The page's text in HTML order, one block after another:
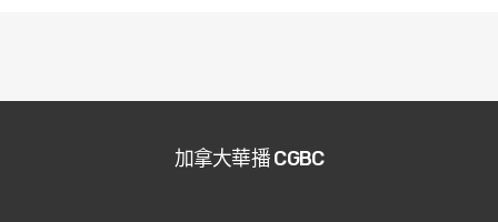
加拿大華播 CGBC